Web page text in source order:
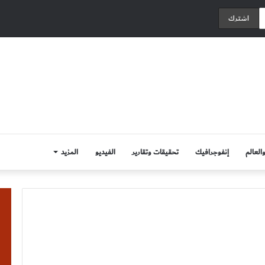
إنفوجرافيك تحقيقات وتقارير الفيديو المزيد